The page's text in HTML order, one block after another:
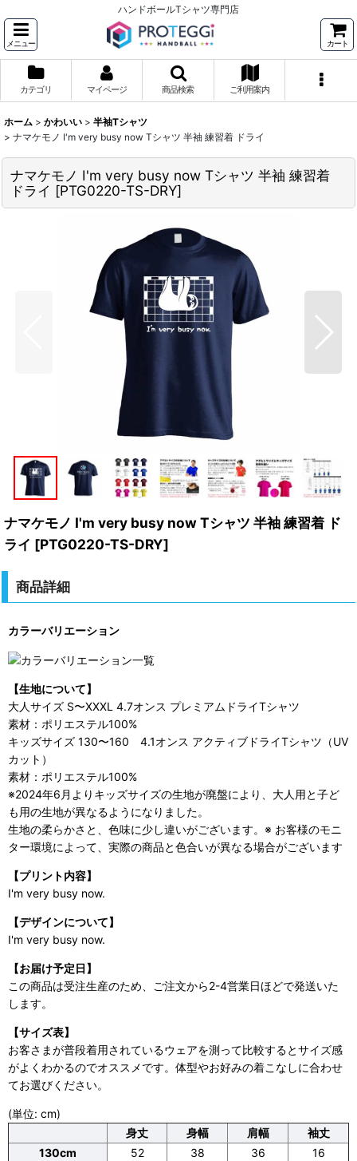
ハンドボールTシャツ専門店
メニュー カート
カテゴリ マイページ 商品検索 ご利用案内
ホーム > かわいい > 半袖Tシャツ
> ナマケモノ I'm very busy now Tシャツ 半袖 練習着 ドライ
ナマケモノ I'm very busy now Tシャツ 半袖 練習着
ドライ [PTG0220-TS-DRY]
ナマケモノ I'm very busy now Tシャツ 半袖 練習着 ド
ライ [PTG0220-TS-DRY]
商品詳細
カラーバリエーション
【生地について】
大人サイズ S〜XXXL 4.7オンス プレミアムドライTシャツ
素材：ポリエステル100%
キッズサイズ 130〜160 4.1オンス アクティブドライTシャツ（UV
カット）
素材：ポリエステル100%
※2024年6月よりキッズサイズの生地が廃盤により、大人用と子ど
も用の生地が異なるようになりました。
生地の柔らかさと、色味に少し違いがございます。※ お客様のモニ
ター環境によって、実際の商品と色合いが異なる場合がございます
【プリント内容】
I'm very busy now.
【デザインについて】
I'm very busy now.
【お届け予定日】
この商品は受注生産のため、ご注文から2-4営業日ほどで発送いた
します。
【サイズ表】
お客さまが普段着用されているウェアを測って比較するとサイズ感
がよくわかるのでオススメです。体型やお好みの着こなしに合わせ
てお選びください。
(単位: cm)
身丈
身幅 肩幅
袖丈
130cm
52 38 36
16